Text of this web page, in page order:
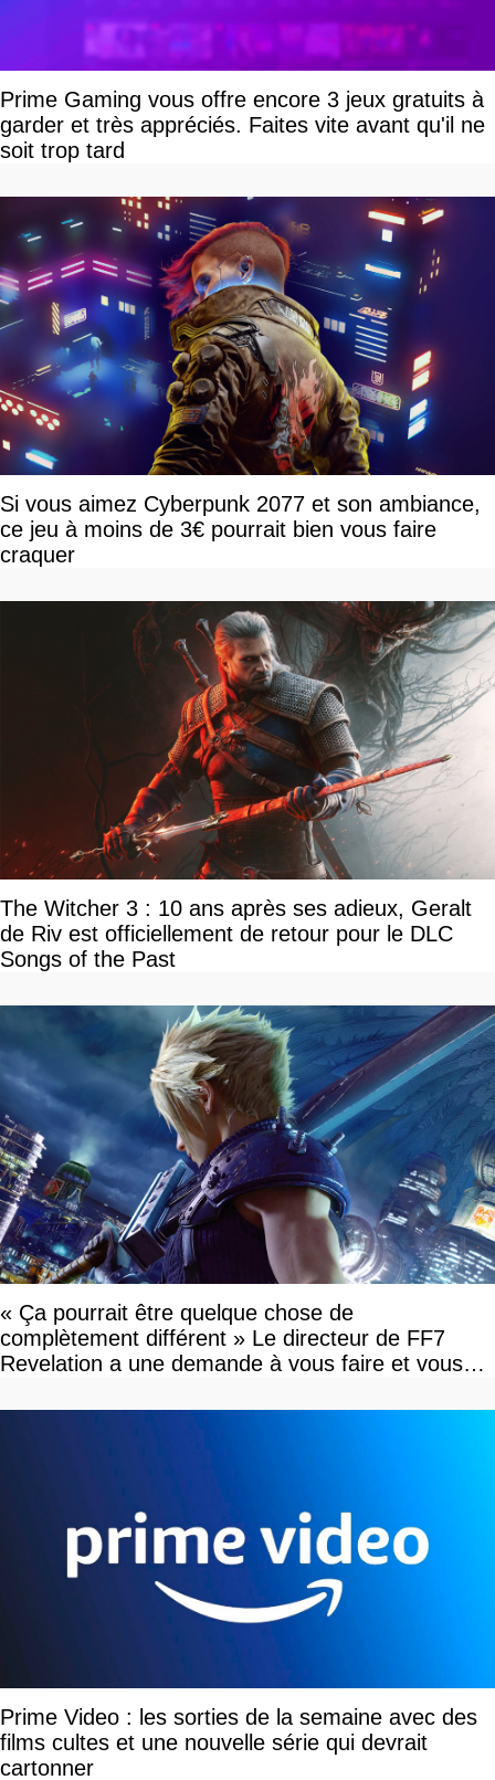
Prime Gaming vous offre encore 3 jeux gratuits à
garder et très appréciés. Faites vite avant qu'il ne
soit trop tard
Si vous aimez Cyberpunk 2077 et son ambiance,
ce jeu à moins de 3€ pourrait bien vous faire
craquer
The Witcher 3 : 10 ans après ses adieux, Geralt
de Riv est officiellement de retour pour le DLC
Songs of the Past
« Ça pourrait être quelque chose de
complètement différent » Le directeur de FF7
Revelation a une demande à vous faire et vous
Prime Video : les sorties de la semaine avec des
films cultes et une nouvelle série qui devrait
cartonner